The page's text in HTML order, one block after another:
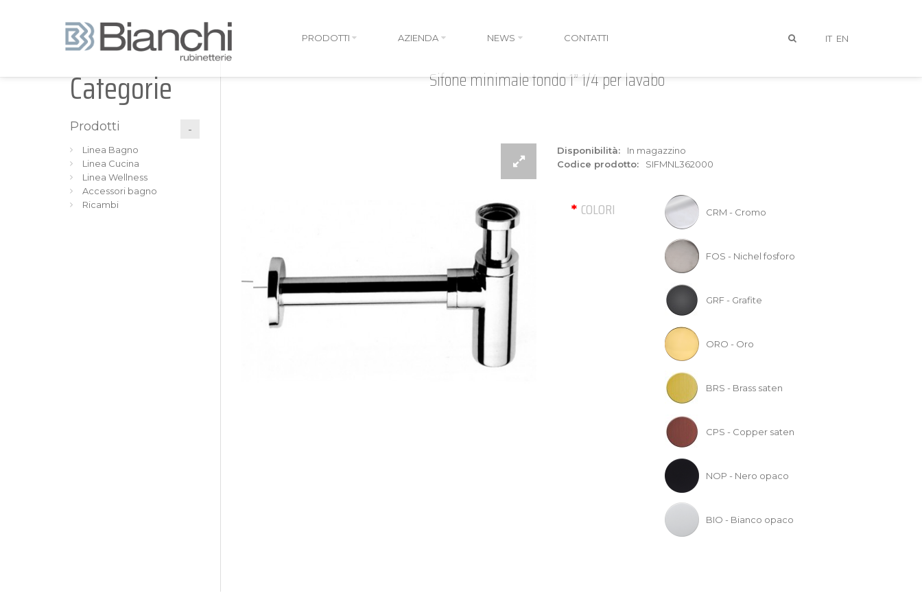
PRODOTTI AZIENDA NEWS CONTATTI IT EN
Sifone minimale tondo 1” 1/4 per lavabo
Disponibilità:
In magazzino
Codice prodotto:
SIFMNL362000
COLORI CRM - Cromo
FOS - Nichel fosforo
GRF - Grafite
ORO - Oro
BRS - Brass saten
CPS - Copper saten
NOP - Nero opaco
BIO - Bianco opaco
Categorie
Prodotti
Linea Bagno
Linea Cucina
Linea Wellness
Accessori bagno
Ricambi